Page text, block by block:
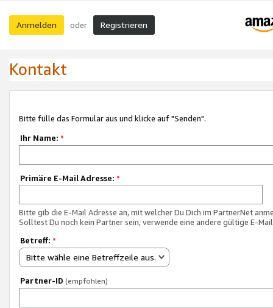
Anmelden oder Registrieren
Kontakt
Bitte fülle das Formular aus und klicke auf "Senden".
Ihr Name: *
Primäre E-Mail Adresse: *
Bitte gib die E-Mail Adresse an, mit welcher Du Dich im PartnerNet
Solltest Du noch kein Partner sein, verwende eine andere gültige E-
Betreff: *
Bitte wähle eine Betreffzeile aus.
Partner-ID (empfohlen)